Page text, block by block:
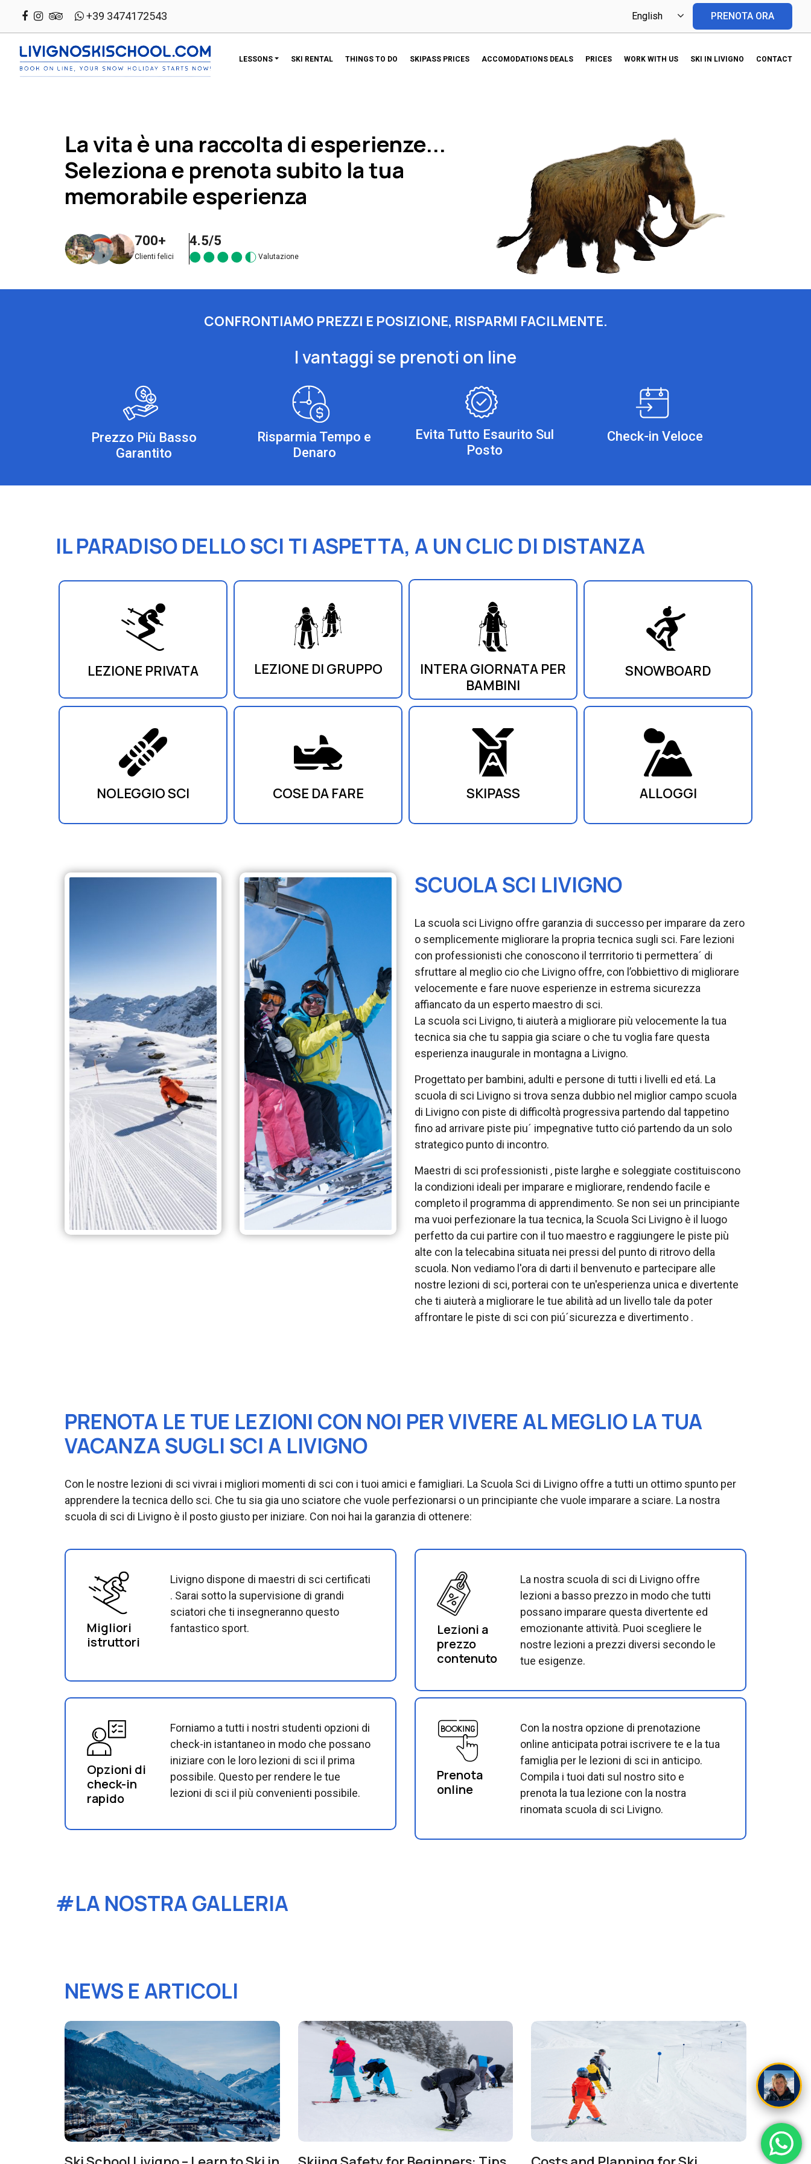
+39 3474172543 PRENOTA ORA
LESSONS SKI RENTAL THINGS TO DO SKIPASS PRICES ACCOMODATIONS DEALS PRICES WORK WITH US SKI IN LIVIGNO CONTACT
La vita è una raccolta di esperienze...
Seleziona e prenota subito la tua
memorabile esperienza
700+
Clienti felici
4.5/5
Valutazione
CONFRONTIAMO PREZZI E POSIZIONE, RISPARMI FACILMENTE.
I vantaggi se prenoti on line
Prezzo Più Basso
Garantito
Risparmia Tempo e
Denaro
Evita Tutto Esaurito Sul
Posto
Check-in Veloce
IL PARADISO DELLO SCI TI ASPETTA, A UN CLIC DI DISTANZA
LEZIONE PRIVATA LEZIONE DI GRUPPO
INTERA GIORNATA PER
BAMBINI
SNOWBOARD
NOLEGGIO SCI COSE DA FARE SKIPASS ALLOGGI
SCUOLA SCI LIVIGNO
La scuola sci Livigno offre garanzia di successo per imparare da zero
o semplicemente migliorare la propria tecnica sugli sci. Fare lezioni
con professionisti che conoscono il terrritorio ti permettera´ di
sfruttare al meglio cio che Livigno offre, con l’obbiettivo di migliorare
velocemente e fare nuove esperienze in estrema sicurezza
affiancato da un esperto maestro di sci.
La scuola sci Livigno, ti aiuterà a migliorare più velocemente la tua
tecnica sia che tu sappia gia sciare o che tu voglia fare questa
esperienza inaugurale in montagna a Livigno.
Progettato per bambini, adulti e persone di tutti i livelli ed etá. La
scuola di sci Livigno si trova senza dubbio nel miglior campo scuola
di Livigno con piste di difficoltà progressiva partendo dal tappetino
fino ad arrivare piste piu´ impegnative tutto ció partendo da un solo
strategico punto di incontro.
Maestri di sci professionisti , piste larghe e soleggiate costituiscono
la condizioni ideali per imparare e migliorare, rendendo facile e
completo il programma di apprendimento. Se non sei un principiante
ma vuoi perfezionare la tua tecnica, la Scuola Sci Livigno è il luogo
perfetto da cui partire con il tuo maestro e raggiungere le piste più
alte con la telecabina situata nei pressi del punto di ritrovo della
scuola. Non vediamo l'ora di darti il ​​benvenuto e partecipare alle
nostre lezioni di sci, porterai con te un'esperienza unica e divertente
che ti aiuterà a migliorare le tue abilità ad un livello tale da poter
affrontare le piste di sci con piú´sicurezza e divertimento .
PRENOTA LE TUE LEZIONI CON NOI PER VIVERE AL MEGLIO LA TUA
VACANZA SUGLI SCI A LIVIGNO
Con le nostre lezioni di sci vivrai i migliori momenti di sci con i tuoi amici e famigliari. La Scuola Sci di Livigno offre a tutti un ottimo spunto per
apprendere la tecnica dello sci. Che tu sia gia uno sciatore che vuole perfezionarsi o un principiante che vuole imparare a sciare. La nostra
scuola di sci di Livigno è il posto giusto per iniziare. Con noi hai la garanzia di ottenere:
Migliori
istruttori
Livigno dispone di maestri di sci certificati
. Sarai sotto la supervisione di grandi
sciatori che ti insegneranno questo
fantastico sport.
Lezioni a
prezzo
contenuto
La nostra scuola di sci di Livigno offre
lezioni a basso prezzo in modo che tutti
possano imparare questa divertente ed
emozionante attività. Puoi scegliere le
nostre lezioni a prezzi diversi secondo le
tue esigenze.
Opzioni di
check-in
rapido
Forniamo a tutti i nostri studenti opzioni di
check-in istantaneo in modo che possano
iniziare con le loro lezioni di sci il prima
possibile. Questo per rendere le tue
lezioni di sci il più convenienti possibile.
Prenota
online
Con la nostra opzione di prenotazione
online anticipata potrai iscrivere te e la tua
famiglia per le lezioni di sci in anticipo.
Compila i tuoi dati sul nostro sito e
prenota la tua lezione con la nostra
rinomata scuola di sci Livigno.
#LA NOSTRA GALLERIA
NEWS E ARTICOLI